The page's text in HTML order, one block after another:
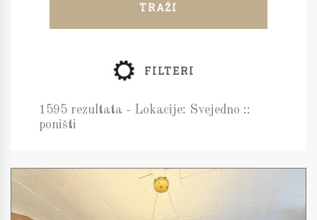
TRAŽI
FILTERI
1595 rezultata - Lokacije: Svejedno ::
poništi